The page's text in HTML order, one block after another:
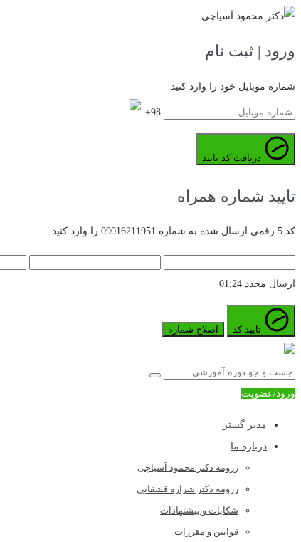
ورود | ثبت نام
شماره موبایل خود را وارد کنید
98+
تایید شماره همراه
کد 5 رقمی ارسال شده به شماره 09016211951 را وارد کنید
ارسال مجدد 01:24
اصلاح شماره
ورود/عضویت
مدیر گستر
درباره ما
رزومه دکتر محمود آسیاچی
رزومه دکتر شراره قشقایی
شکایات و پیشنهادات
قوانین و مقررات